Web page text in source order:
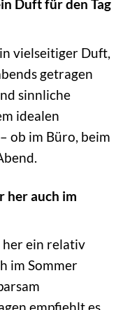
Duft für den Tag
vielseitiger Duft,
getragen
sinnliche
idealen
ob im Büro, beim
her auch im
ein relativ
im Sommer